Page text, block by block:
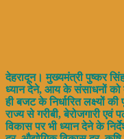
देहरादून। मुख्यमंत्री पुष्कर
ध्यान देने, आय के संसाधनों को
ही बजट के निर्धारित लक्ष्यों
राज्य से गरीबी, बेरोजगारी
विकास पर भी ध्यान देने के